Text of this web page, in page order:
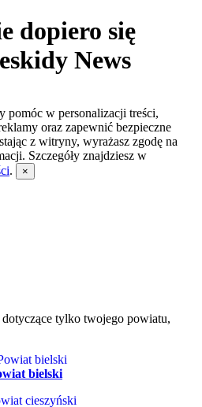
dopiero się
News
w personalizacji treści,
oraz zapewnić bezpieczne
z witryny, wyrażasz zgodę na
Szczegóły znajdziesz w
.
×
tylko twojego powiatu,
bielski